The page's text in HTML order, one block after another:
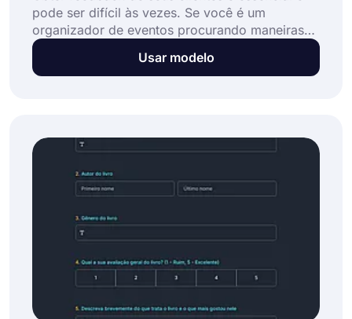
pode ser difícil às vezes. Se você é um
organizador de eventos procurando maneiras
de coletar dados sobre a experiência de seus
clientes em viagens que você organizou,
formulários de avaliação.
Usar modelo